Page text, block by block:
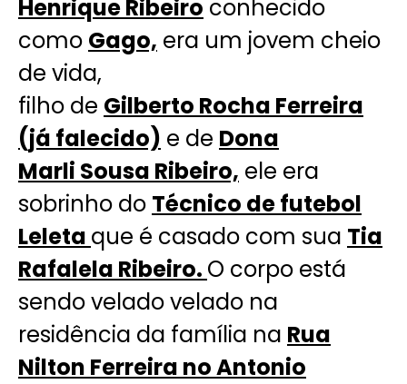
Henrique Ribeiro conhecido
como Gago, era um jovem cheio
de vida,
filho de Gilberto Rocha Ferreira
(já falecido) e de Dona
Marli Sousa Ribeiro, ele era
sobrinho do Técnico de futebol
Leleta que é casado com sua Tia
Rafalela Ribeiro. O corpo está
sendo velado velado na
residência da família na Rua
Nilton Ferreira no Antonio